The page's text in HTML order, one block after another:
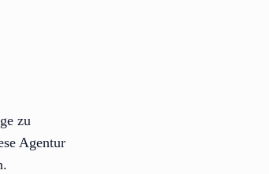
zu
Agentur